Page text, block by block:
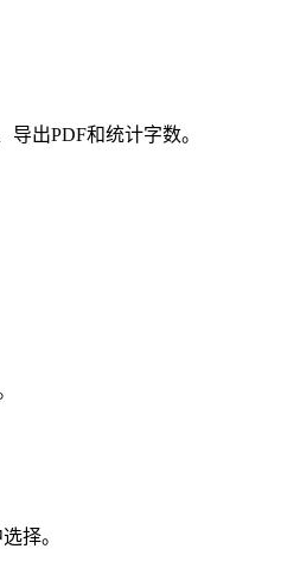
导出PDF和统计字数。
择。